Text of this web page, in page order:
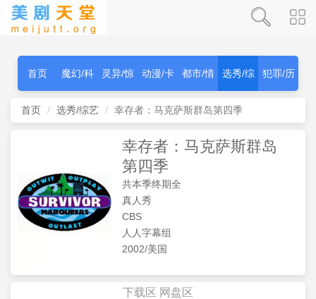
首页 魔幻/科
幻
灵异/惊
秫
动漫/卡
通
都市/情
感
选秀/综
艺
犯罪/历
首页 选秀/综艺 幸存者：马克萨斯群岛第四季
幸存者：马克萨斯群岛
第四季
共本季终期全
真人秀
CBS
人人字幕组
2002/美国
下载区 网盘区